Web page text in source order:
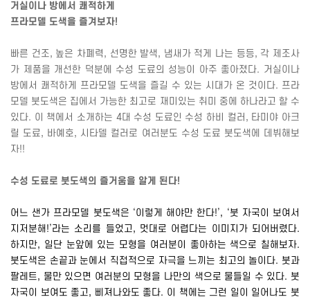
거실이나 방에서 쾌적하게
프라모델 도색을 즐겨보자!
빠른 건조, 높은 차폐력 , 선명한 발색 , 냄새가 적게 나는 등등, 각 제조사
가 제품을 개선한 덕분에 수성 도료의 성능이 아주 좋아졌다. 거실이나
방에서 쾌적하게 프라모델 도색을 즐길 수 있는 시대가 온 것이다. 프라
모델 붓도색은 집에서 가능한 최고로 재미있는 취미 중에 하나라고 할 수
있다. 이 책에서 소개하는 4대 수성 도료인 수성 하비 컬러 , 타미야 아크
릴 도료, 바예호, 시타델 컬러로 여러분도 수성 도료 붓도색에 데뷔해보
자!!
수성 도료로 붓도색의 즐거움을 알게 된다!
어느 샌가 프라모델 붓도색은 ‘이렇게 해야만 한다!’, ‘붓 자국이 보여서
지저분해 !’라는 소리를 들었고, 멋대로 어렵다는 이미지가 되어버렸다.
하지만, 일단 눈앞에 있는 모형을 여러분이 좋아하는 색으로 칠해보자.
붓도색은 손끝과 눈에서 직접적으로 자극을 느끼는 최고의 놀이다. 붓과
팔레트, 물만 있으면 여러분의 모형을 나만의 색으로 물들일 수 있다. 붓
자국이 보여도 좋고, 삐져나와도 좋다. 이 책에는 그런 일이 일어나도 붓